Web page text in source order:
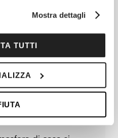
consenso in qualsiasi
sui cookie o facendo clic
privacy.
sulla tua posizione
di qualche
scansionandolo
Mostra dettagli
TUTTI
Scopriamo 20
ascoltare nel
pronti a entrare nel